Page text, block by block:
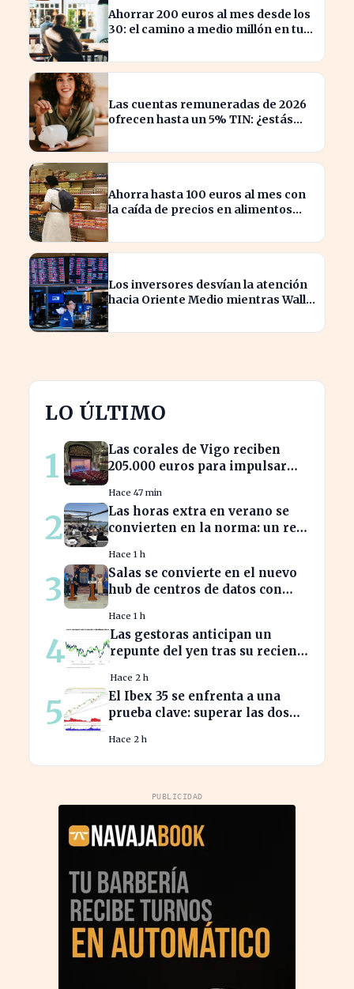
Ahorrar 200 euros al mes desde los
30: el camino a medio millón en tu
Las cuentas remuneradas de 2026
ofrecen hasta un 5% TIN: ¿estás
Ahorra hasta 100 euros al mes con
la caída de precios en alimentos
Los inversores desvían la atención
hacia Oriente Medio mientras Wall
LO ÚLTIMO
1
Las corales de Vigo reciben
205.000 euros para impulsar
Hace 47 min
2
Las horas extra en verano se
convierten en la norma: un reto
Hace 1 h
3
Salas se convierte en el nuevo
hub de centros de datos con
Hace 1 h
4
Las gestoras anticipan un
repunte del yen tras su reciente
Hace 2 h
5
El Ibex 35 se enfrenta a una
prueba clave: superar las dos
21.200 puntos
Hace 2 h
PUBLICIDAD